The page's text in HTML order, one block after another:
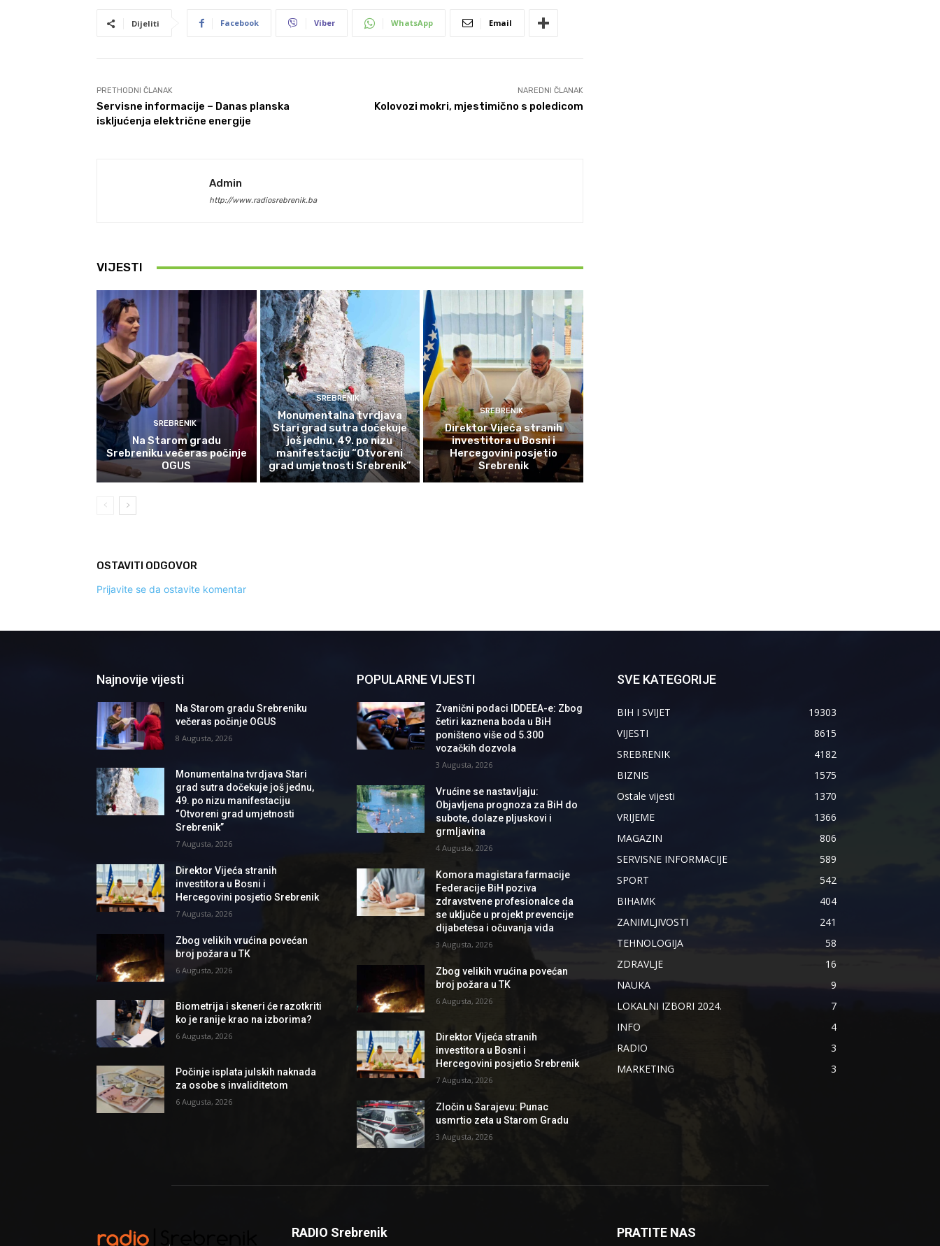
Dijeliti Facebook Viber WhatsApp Email
PRETHODNI ČLANAK
Servisne informacije – Danas planska
iskljućenja električne energije
NAREDNI ČLANAK
Kolovozi mokri, mjestimično s poledicom
Admin
http://www.radiosrebrenik.ba
VIJESTI
SREBRENIK
Na Starom gradu
Srebreniku večeras počinje
OGUS
SREBRENIK
Monumentalna tvrdjava
Stari grad sutra dočekuje
još jednu, 49. po nizu
manifestaciju “Otvoreni
grad umjetnosti Srebrenik”
SREBRENIK
Direktor Vijeća stranih
investitora u Bosni i
Hercegovini posjetio
Srebrenik
OSTAVITI ODGOVOR
Prijavite se da ostavite komentar
Najnovije vijesti
Na Starom gradu Srebreniku
večeras počinje OGUS
8 Augusta, 2026
Monumentalna tvrdjava Stari
grad sutra dočekuje još jednu,
49. po nizu manifestaciju
“Otvoreni grad umjetnosti
Srebrenik”
7 Augusta, 2026
Direktor Vijeća stranih
investitora u Bosni i
Hercegovini posjetio Srebrenik
7 Augusta, 2026
Zbog velikih vrućina povećan
broj požara u TK
6 Augusta, 2026
Biometrija i skeneri će razotkriti
ko je ranije krao na izborima?
6 Augusta, 2026
Počinje isplata julskih naknada
za osobe s invaliditetom
6 Augusta, 2026
POPULARNE VIJESTI
Zvanični podaci IDDEEA-e: Zbog
četiri kaznena boda u BiH
poništeno više od 5.300
vozačkih dozvola
3 Augusta, 2026
Vrućine se nastavljaju:
Objavljena prognoza za BiH do
subote, dolaze pljuskovi i
grmljavina
4 Augusta, 2026
Komora magistara farmacije
Federacije BiH poziva
zdravstvene profesionalce da
se uključe u projekt prevencije
dijabetesa i očuvanja vida
3 Augusta, 2026
Zbog velikih vrućina povećan
broj požara u TK
6 Augusta, 2026
Direktor Vijeća stranih
investitora u Bosni i
Hercegovini posjetio Srebrenik
7 Augusta, 2026
Zločin u Sarajevu: Punac
usmrtio zeta u Starom Gradu
3 Augusta, 2026
SVE KATEGORIJE
BIH I SVIJET
19303
VIJESTI
8615
SREBRENIK
4182
BIZNIS
1575
Ostale vijesti
1370
VRIJEME
1366
MAGAZIN
806
SERVISNE INFORMACIJE
589
SPORT
542
BIHAMK
404
ZANIMLJIVOSTI
241
TEHNOLOGIJA
58
ZDRAVLJE
16
NAUKA
9
LOKALNI IZBORI 2024.
7
INFO
4
RADIO
3
MARKETING
3
RADIO Srebrenik PRATITE NAS